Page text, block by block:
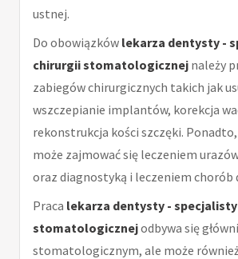
ustnej.
Do obowiązków lekarza dentysty -
chirurgii stomatologicznej należy
zabiegów chirurgicznych takich jak
wszczepianie implantów, korekcja
rekonstrukcja kości szczęki.
może zajmować się leczeniem
oraz diagnostyką i leczeniem chorób
Praca lekarza dentysty -
stomatologicznejodbywa się
stomatologicznym, ale może